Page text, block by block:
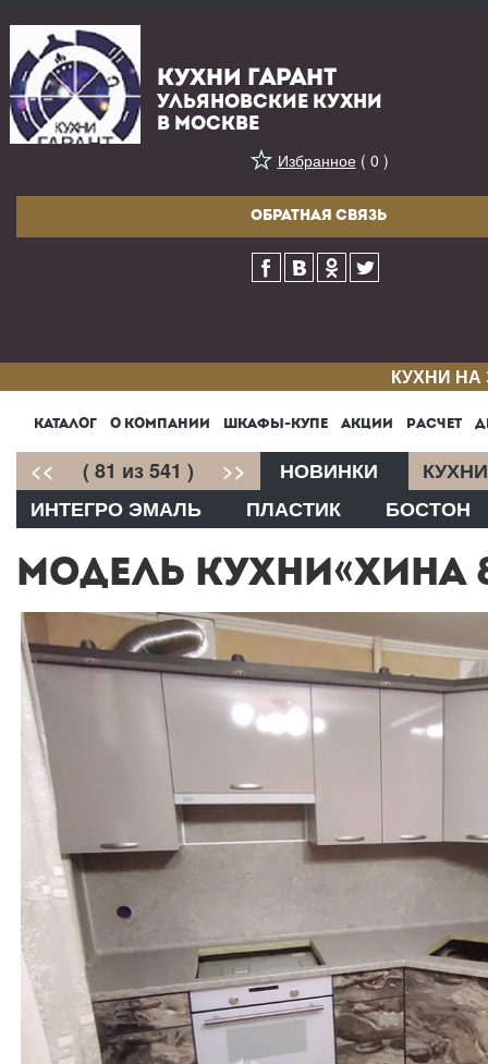
КУХНИ ГАРАНТ
УЛЬЯНОВСКИЕ КУХНИ
В МОСКВЕ
Избранное( 0 )
ОБРАТНАЯ СВЯЗЬ
КУХНИ
КАТАЛОГ О КОМПАНИИ ШКАФЫ-КУПЕ АКЦИИ РАСЧЕТ
<< ( 81 из 541 ) >> НОВИНКИ
КУХНИ
ИНТЕГРО ЭМАЛЬ
ПЛАСТИК БОСТОН
МОДЕЛЬ КУХНИ«ХИНА